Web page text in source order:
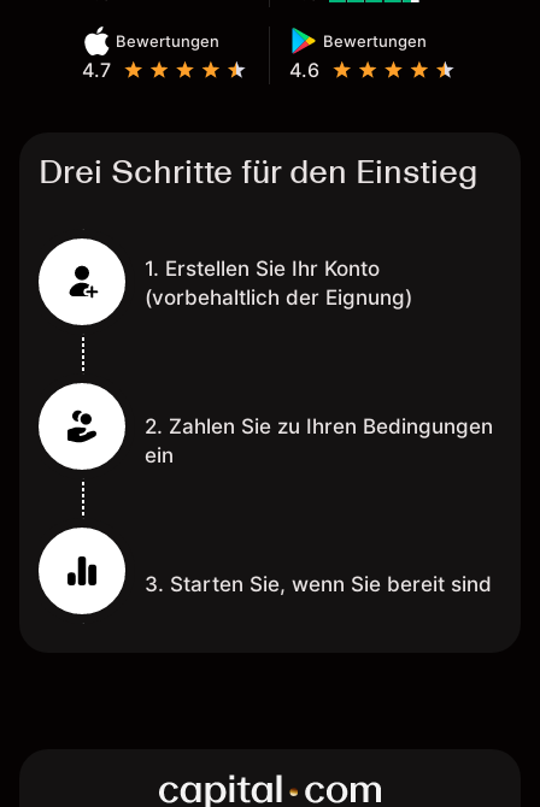
Bewertungen
4.7
Bewertungen
4.6
Drei Schritte für den Einstieg
1. Erstellen Sie Ihr Konto
(vorbehaltlich der Eignung)
2. Zahlen Sie zu Ihren Bedingungen
ein
3. Starten Sie, wenn Sie bereit sind